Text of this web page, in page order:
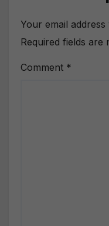
Your email
Required fields are
Comment *